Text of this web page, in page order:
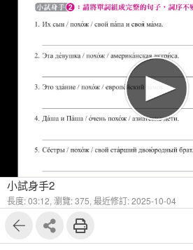
小試身手2
長度: 03:12, 瀏覽: 375, 最近修訂: 2025-10-04